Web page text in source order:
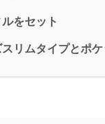
をセット
リムタイプとポ